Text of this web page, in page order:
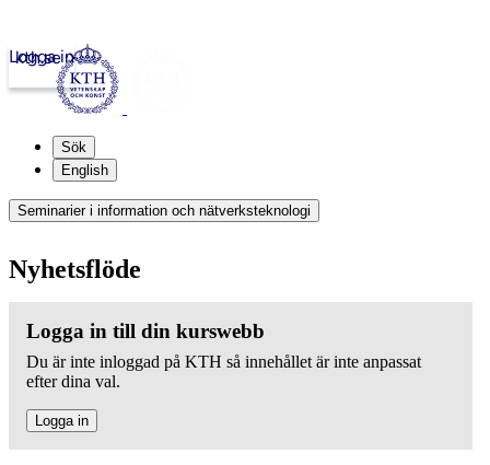
kth.se
Logga in
Sök
English
Seminarier i information och nätverksteknologi
Nyhetsflöde
Logga in till din kurswebb
Du är inte inloggad på KTH så innehållet är inte anpassat
efter dina val.
Logga in